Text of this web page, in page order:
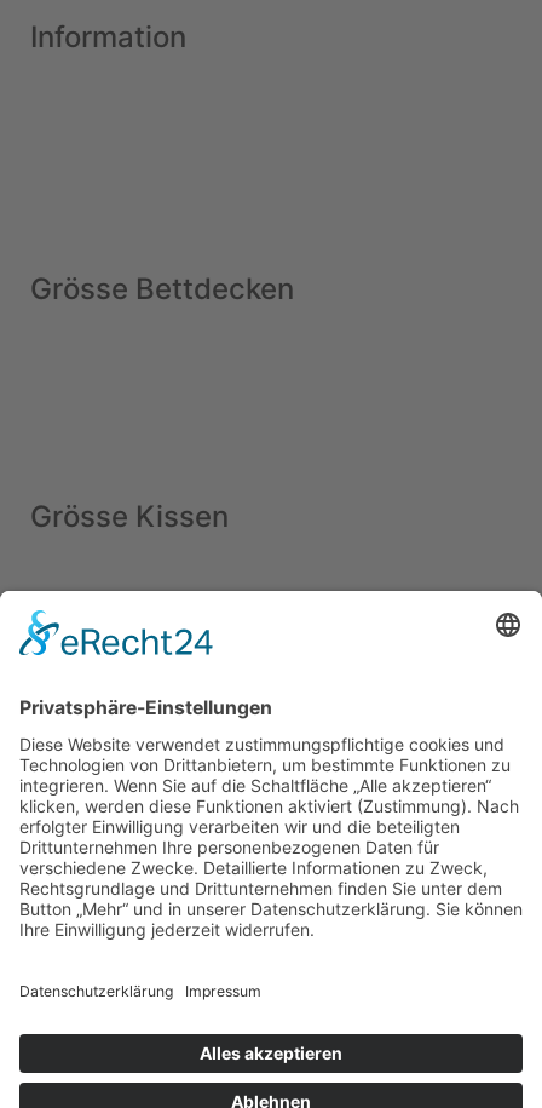
Information
Grösse Bettdecken
Grösse Kissen